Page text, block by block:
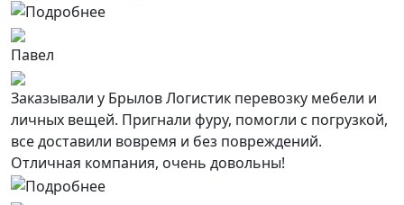
Павел
Заказывали у Брылов Логистик перевозку мебели и
личных вещей. Пригнали фуру, помогли с погрузкой,
все доставили вовремя и без повреждений.
Отличная компания, очень довольны!